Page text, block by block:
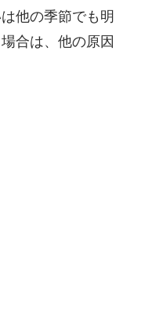
他の季節でも明
合は、他の原因